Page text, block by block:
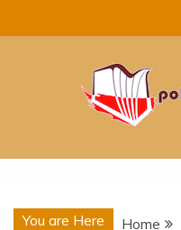
to
You are Here Home